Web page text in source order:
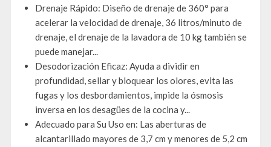
Drenaje Rápido: Diseño de drenaje de 360° para
acelerar la velocidad de drenaje, 36 litros/minuto de
drenaje, el drenaje de la lavadora de 10 kg también se
puede manejar...
Desodorización Eficaz: Ayuda a dividir en
profundidad, sellar y bloquear los olores, evita las
fugas y los desbordamientos, impide la ósmosis
inversa en los desagües de la cocina y...
Adecuado para Su Uso en: Las aberturas de
alcantarillado mayores de 3,7 cm y menores de 5,2 cm